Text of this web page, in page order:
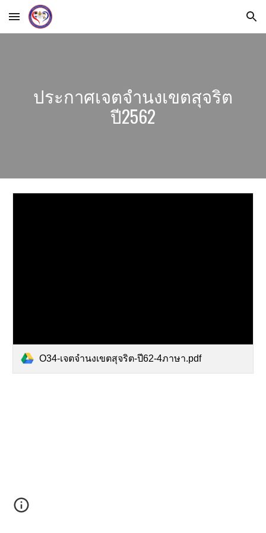
Skip to main content Skip to navigation
ประกาศเจตจำนงเขตสุจริต
ปี2562
O34-เจตจำนงเขตสุจริต-ปี62-4ภาษา.pdf